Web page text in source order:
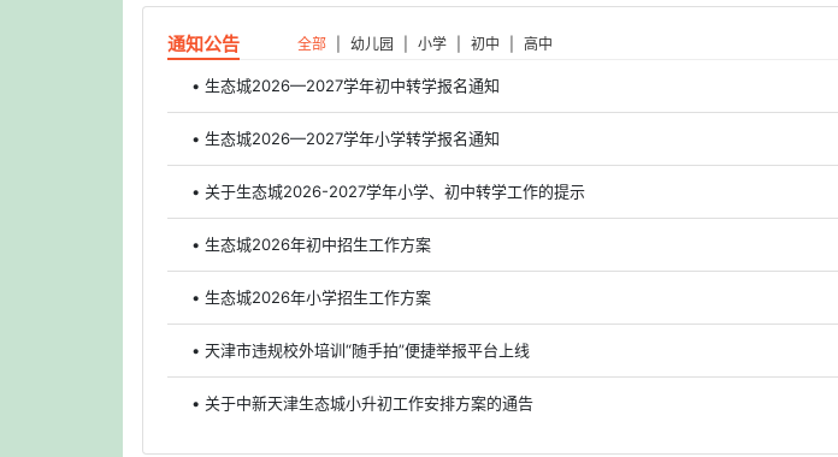
通知公告 全部 幼儿园 小学 初中 高中
• 生态城2026—2027学年初中转学报名通知
• 生态城2026—2027学年小学转学报名通知
• 关于生态城2026-2027学年小学、初中转学工作的提示
• 生态城2026年初中招生工作方案
• 生态城2026年小学招生工作方案
• 天津市违规校外培训“随手拍”便捷举报平台上线
• 关于中新天津生态城小升初工作安排方案的通告